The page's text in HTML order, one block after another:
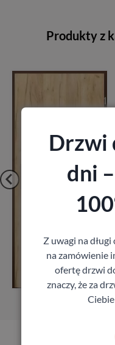
Produkty z
Drzwi
dni
Z uwagi na
na zamówienie
ofertę drzwi
znaczy, że za